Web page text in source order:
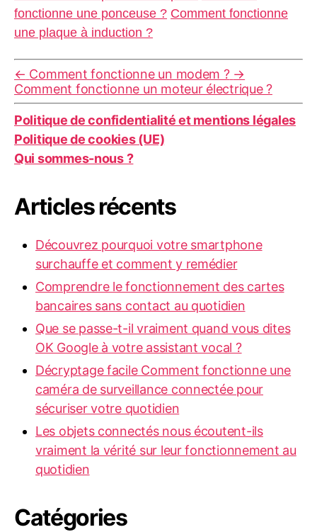
fonctionne une ponceuse ? Comment fonctionne
une plaque à induction ?
← Comment fonctionne un modem ? →
Comment fonctionne un moteur électrique ?
Politique de confidentialité et mentions légales
Politique de cookies (UE)
Qui sommes-nous ?
Articles récents
Découvrez pourquoi votre smartphone
surchauffe et comment y remédier
Comprendre le fonctionnement des cartes
bancaires sans contact au quotidien
Que se passe-t-il vraiment quand vous dites
OK Google à votre assistant vocal ?
Décryptage facile Comment fonctionne une
caméra de surveillance connectée pour
sécuriser votre quotidien
Les objets connectés nous écoutent-ils
vraiment la vérité sur leur fonctionnement au
quotidien
Catégories